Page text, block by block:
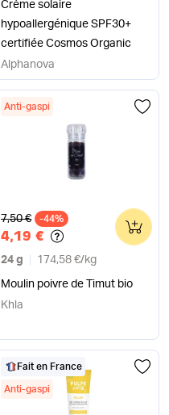
Crème solaire
hypoallergénique SPF30+
certifiée Cosmos Organic
Alphanova
Anti-gaspi
Ancien prix
7,50 € -44%
4,19 €
24 g 174,58 €/ kg
Moulin poivre de Timut bio
0
Khla
Fait en France
Anti-gaspi